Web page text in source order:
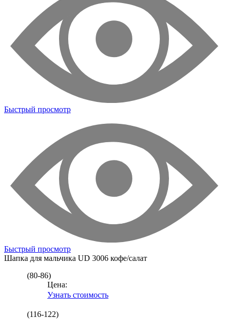
Быстрый просмотр
Быстрый просмотр
Шапка для мальчика UD 3006 кофе/салат
(80-86)
Цена:
Узнать стоимость
(116-122)